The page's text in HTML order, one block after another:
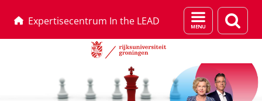
Expertisecentrum In the LEAD
Menu
en